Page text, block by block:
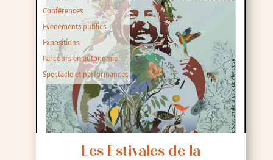
Conférences
Evenements publics
Expositions
Parcours en autonomie
Spectacle et performances
Les Estivales de la